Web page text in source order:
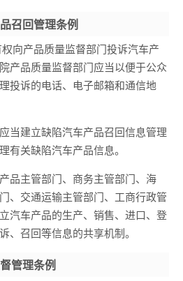
召回管理条例
向产品质量监督部门投诉汽车产
产品质量监督部门应当以便于公众
投诉的电话、电子邮箱和通信地
当建立缺陷汽车产品召回信息管理
有关缺陷汽车产品信息。
品主管部门、商务主管部门、海
、交通运输主管部门、工商行政管
汽车产品的生产、销售、进口、登
、召回等信息的共享机制。
管理条例